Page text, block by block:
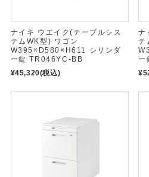
ナイキ ウエイク(テーブルシス
テムWK型) ワゴン
W395×D580×H611 シリンダ
ー錠 TR046YC-BB
¥45,320(税込)
ナ
テ
ー